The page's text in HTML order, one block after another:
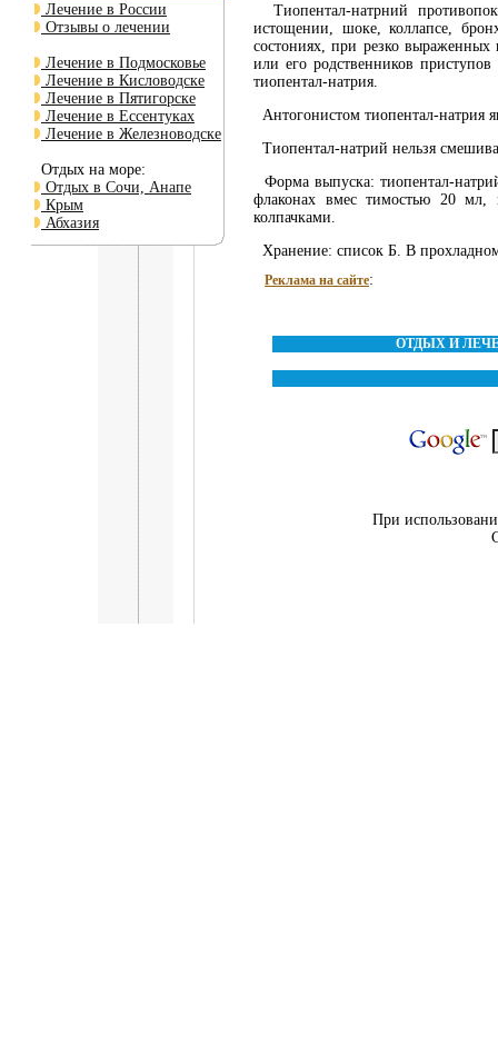
Лечение в России
Отзывы о лечении
Лечение в Подмосковье
Лечение в Кисловодске
Лечение в Пятигорске
Лечение в Ессентуках
Лечение в Железноводске
Отдых на море:
Отдых в Сочи, Анапе
Крым
Абхазия
Тиопентал-натрний
истощении, шоке, коллапсе,
состониях, при резко
или его родственников
тиопентал-натрия.
Антогонистом тиопентал-натрия
Тиопентал-натрий нельзя
Форма выпуска: тиопентал-
флаконах вмес тимостью 20 мл,
колпачками.
Хранение: список Б. В
Реклама на сайте:
ОТДЫХ И
При